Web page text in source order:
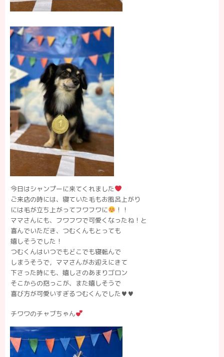
今日はシャンプーに来てくれました
ご来店の時には、寝ていた毛もお風呂上がり
には毛が立ち上がってフワフワに
！！
ママさんにも、フワフワで可愛くなったね！と
喜んでいただき、つむくんもとっても
嬉しそうでした！
つむくんはいつでもどこでも寝転んで
しまうそうで，ママさんがお迎えにきて
下さった時にも、嬉しさのあまりゴロン
そこからの抱っこが、また嬉しそうで
喜び方が可愛いすぎるつむくんでした♥️♥️
チワワのチャブちゃん